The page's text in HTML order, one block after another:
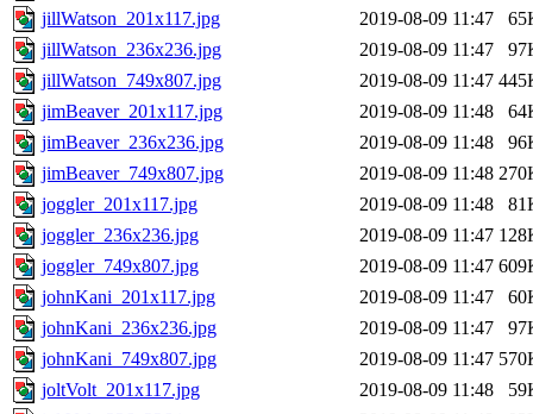
jillWatson_201x117.jpg
2019-08-09 11:47
jillWatson_236x236.jpg
2019-08-09 11:47
jillWatson_749x807.jpg
2019-08-09 11:47
jimBeaver_201x117.jpg
2019-08-09 11:48
jimBeaver_236x236.jpg
2019-08-09 11:48
jimBeaver_749x807.jpg
2019-08-09 11:48
joggler_201x117.jpg
2019-08-09 11:48
joggler_236x236.jpg
2019-08-09 11:47
joggler_749x807.jpg
2019-08-09 11:47
johnKani_201x117.jpg
2019-08-09 11:47
johnKani_236x236.jpg
2019-08-09 11:47
johnKani_749x807.jpg
2019-08-09 11:47
joltVolt_201x117.jpg
2019-08-09 11:48